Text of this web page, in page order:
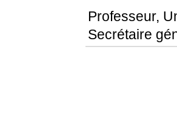
Professeur,
Secrétaire